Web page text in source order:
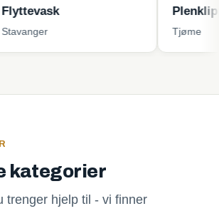
Plenklipping
kategorier
trenger hjelp til - vi finner